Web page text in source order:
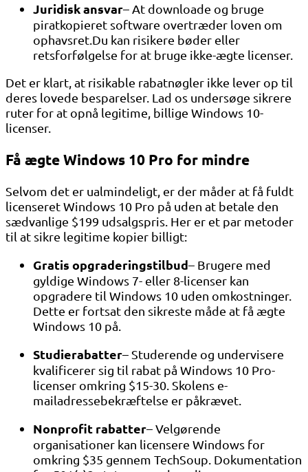
Juridisk ansvar– At downloade og bruge
piratkopieret software overtræder loven om
ophavsret.Du kan risikere bøder eller
retsforfølgelse for at bruge ikke-ægte licenser.
Det er klart, at risikable rabatnøgler ikke lever op til
deres lovede besparelser. Lad os undersøge sikrere
ruter for at opnå legitime, billige Windows 10-
licenser.
Få ægte Windows 10 Pro for mindre
Selvom det er ualmindeligt, er der måder at få fuldt
licenseret Windows 10 Pro på uden at betale den
sædvanlige $199 udsalgspris. Her er et par metoder
til at sikre legitime kopier billigt:
Gratis opgraderingstilbud– Brugere med
gyldige Windows 7- eller 8-licenser kan
opgradere til Windows 10 uden omkostninger.
Dette er fortsat den sikreste måde at få ægte
Windows 10 på.
Studierabatter– Studerende og undervisere
kvalificerer sig til rabat på Windows 10 Pro-
licenser omkring $15-30. Skolens e-
mailadressebekræftelse er påkrævet.
Nonprofit rabatter– Velgørende
organisationer kan licensere Windows for
omkring $35 gennem TechSoup. Dokumentation